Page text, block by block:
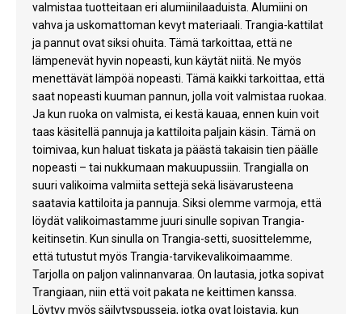
valmistaa tuotteitaan eri alumiinilaaduista. Alumiini on
vahva ja uskomattoman kevyt materiaali. Trangia-kattilat
ja pannut ovat siksi ohuita. Tämä tarkoittaa, että ne
lämpenevät hyvin nopeasti, kun käytät niitä. Ne myös
menettävät lämpöä nopeasti. Tämä kaikki tarkoittaa, että
saat nopeasti kuuman pannun, jolla voit valmistaa ruokaa.
Ja kun ruoka on valmista, ei kestä kauaa, ennen kuin voit
taas käsitellä pannuja ja kattiloita paljain käsin. Tämä on
toimivaa, kun haluat tiskata ja päästä takaisin tien päälle
nopeasti – tai nukkumaan makuupussiin. Trangialla on
suuri valikoima valmiita settejä sekä lisävarusteena
saatavia kattiloita ja pannuja. Siksi olemme varmoja, että
löydät valikoimastamme juuri sinulle sopivan Trangia-
keitinsetin. Kun sinulla on Trangia-setti, suosittelemme,
että tutustut myös Trangia-tarvikevalikoimaamme.
Tarjolla on paljon valinnanvaraa. On lautasia, jotka sopivat
Trangiaan, niin että voit pakata ne keittimen kanssa.
Löytyy myös säilytyspusseja, jotka ovat loistavia, kun